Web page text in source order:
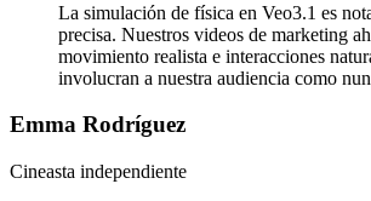
La simulación de física en Veo3.1 es
precisa. Nuestros videos de marketing
movimiento realista e interacciones
involucran a nuestra audiencia como
Emma Rodríguez
Cineasta independiente